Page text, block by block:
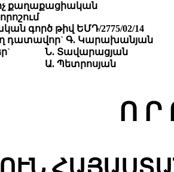
քաղաքացիական
գործ թիվ ԵՄԴ/2775/02/14
դատավոր` Գ. Կարախանյան
Ն. Տավարացյան
Ա. Պետրոսյան
Ո Ր